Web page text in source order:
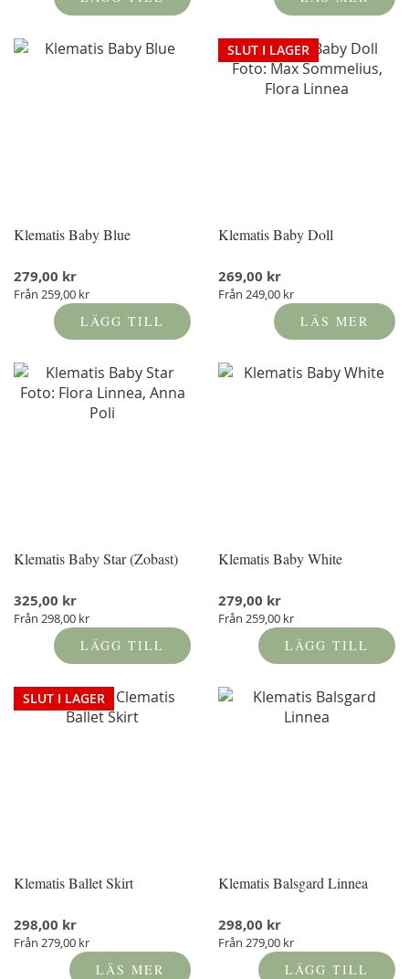
Klematis Baby Blue
279,00 kr
Från 259,00 kr
LÄGG TILL
SLUT I LAGER
Klematis Baby Doll
269,00 kr
Från 249,00 kr
LÄS MER
Klematis Baby Star (Zobast)
325,00 kr
Från 298,00 kr
LÄGG TILL
Klematis Baby White
279,00 kr
Från 259,00 kr
LÄGG TILL
SLUT I LAGER
Klematis Ballet Skirt
298,00 kr
Från 279,00 kr
LÄS MER
Klematis Balsgard Linnea
298,00 kr
Från 279,00 kr
LÄGG TILL